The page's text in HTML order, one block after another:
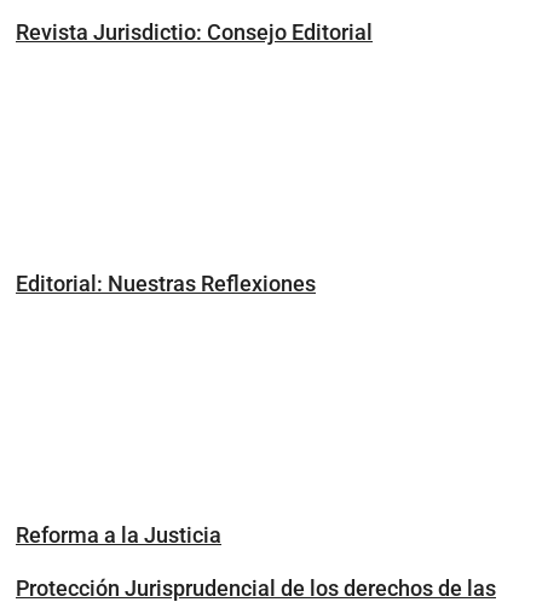
Revista Jurisdictio: Consejo Editorial
Editorial: Nuestras Reflexiones
Reforma a la Justicia
Protección Jurisprudencial de los derechos de las